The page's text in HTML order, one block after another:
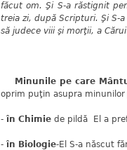
făcut om. Şi S-a răstignit
treia zi, după Scripturi. Şi S-
să judece viii şi morţii, a
Minunile pe care
oprim puţin asupra minunilor
- în Chimie de pildă El a
- în Biologie-El S-a născut